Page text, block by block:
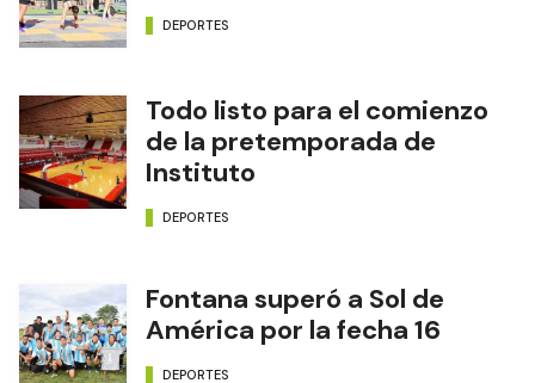
DEPORTES
Todo listo para el comienzo
de la pretemporada de
Instituto
DEPORTES
Fontana superó a Sol de
América por la fecha 16
DEPORTES